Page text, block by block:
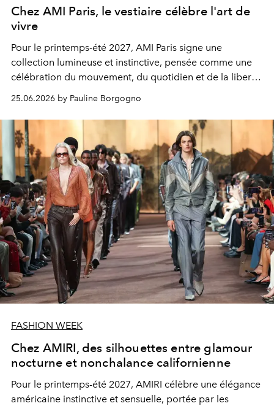
Chez AMI Paris, le vestiaire célèbre l'art de
vivre
Pour le printemps-été 2027, AMI Paris signe une
collection lumineuse et instinctive, pensée comme une
célébration du mouvement, du quotidien et de la liberté
25.06.2026 by Pauline Borgogno
FASHION WEEK
Chez AMIRI, des silhouettes entre glamour
nocturne et nonchalance californienne
Pour le printemps-été 2027, AMIRI célèbre une élégance
américaine instinctive et sensuelle, portée par les